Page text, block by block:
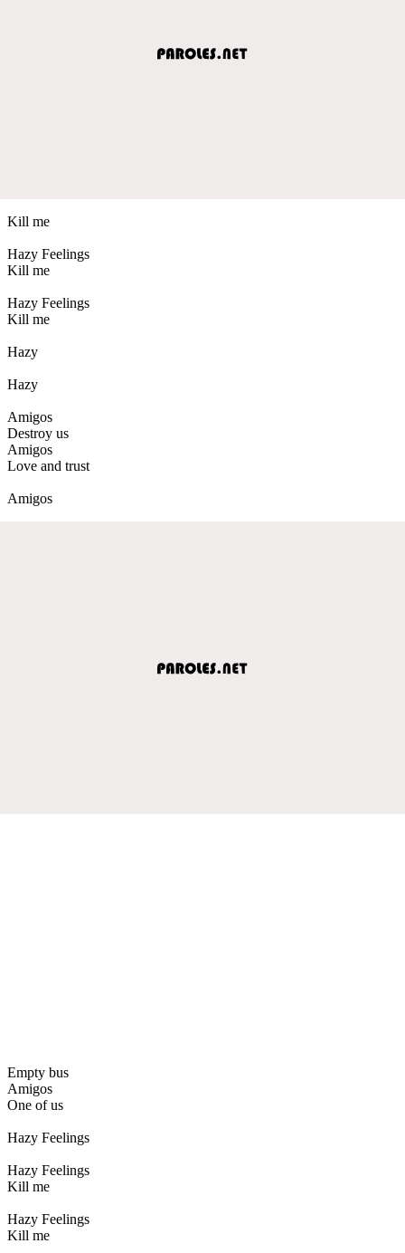
Kill me
Hazy Feelings
Kill me
Hazy Feelings
Kill me
Hazy
Hazy
Amigos
Destroy us
Amigos
Love and trust
Amigos
Empty bus
Amigos
One of us
Hazy Feelings
Hazy Feelings
Kill me
Hazy Feelings
Kill me